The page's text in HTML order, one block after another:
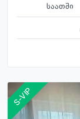
საათში
S-VIP